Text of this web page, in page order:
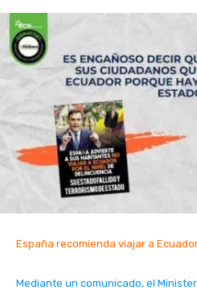
España recomienda viajar a
Mediante un comunicado, el